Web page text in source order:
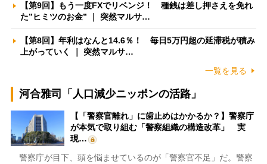
【第9回】もう一度FXでリベンジ！ 種銭は差し押さえを免れ
た”ヒミツのお金” ｜ 突然マルサ…
【第8回】年利はなんと14.6％！ 毎日5万円超の延滞税が積み
上がっていく ｜ 突然マルサ…
一覧を見る
河合雅司「人口減少ニッポンの活路」
【「警察官離れ」に歯止めはかかるか？】警察庁
が本気で取り組む「警察組織の構造改革」 実
現…
警察庁が目下、頭を悩ませているのが「警察官不足」だ。警察